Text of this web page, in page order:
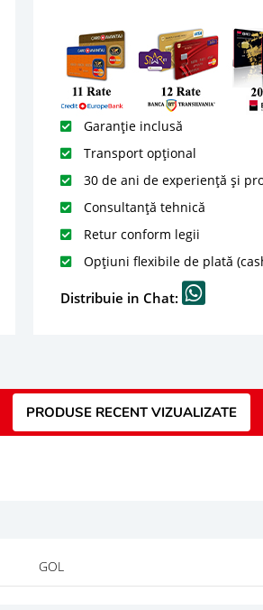
Garanție inclusă
Transport opțional
30 de ani de experiență și
Consultanță tehnică
Retur conform legii
Opțiuni flexibile de plată
Distribuie in Chat:
PRODUSE RECENT VIZUALIZATE
GOL